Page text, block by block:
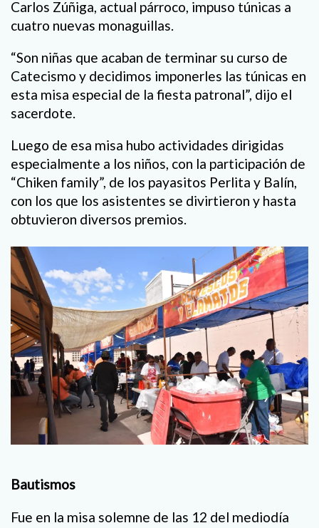
Carlos Zúñiga, actual párroco, impuso túnicas a
cuatro nuevas monaguillas.
“Son niñas que acaban de terminar su curso de
Catecismo y decidimos imponerles las túnicas en
esta misa especial de la fiesta patronal”, dijo el
sacerdote.
Luego de esa misa hubo actividades dirigidas
especialmente a los niños, con la participación de
“Chiken family”, de los payasitos Perlita y Balín,
con los que los asistentes se divirtieron y hasta
obtuvieron diversos premios.
Bautismos
Fue en la misa solemne de las 12 del mediodía